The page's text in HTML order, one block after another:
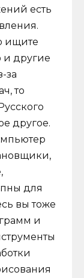
есть
ищите
и другие
за
то
другое.
для
вы тоже
и